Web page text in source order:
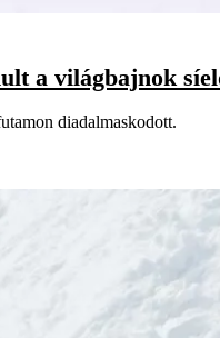
a világbajnok
diadalmaskodott.